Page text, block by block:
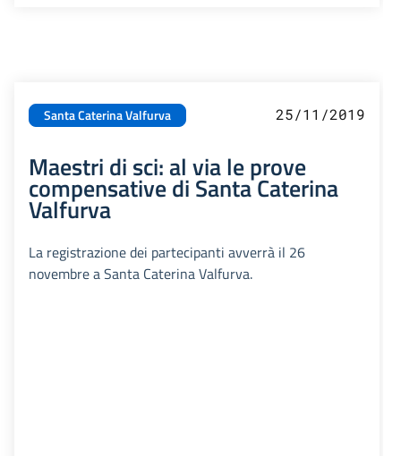
Santa Caterina Valfurva 25/11/2019
Maestri di sci: al via le prove
compensative di Santa Caterina
Valfurva
La registrazione dei partecipanti avverrà il 26
novembre a Santa Caterina Valfurva.